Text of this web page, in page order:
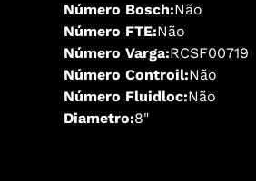
Número Bosch:Não
Número FTE:Não
Número Varga:RCSF00719
Número Controil:Não
Número Fluidloc:Não
Diametro:8"